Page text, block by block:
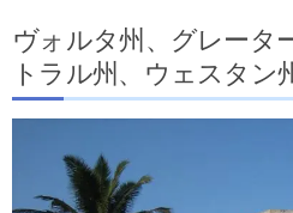
ヴォルタ州、グレータ
トラル州、ウェスタン